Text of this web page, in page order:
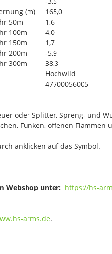
(m)
165,0
50m
1,6
100m
4,0
150m
1,7
200m
-5,9
300m
38,3
Hochwild
47700056005
oder Splitter, Spreng- und
Funken, offenen
anklicken auf das Symbol.
Webshop unter: https://hs-
arms.de.